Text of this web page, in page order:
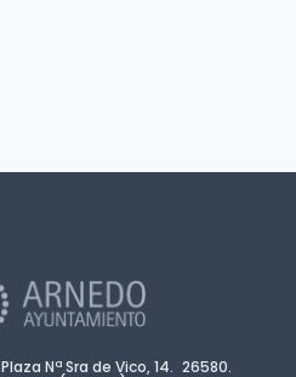
Plaza Nª Sra de Vico, 14. 26580.